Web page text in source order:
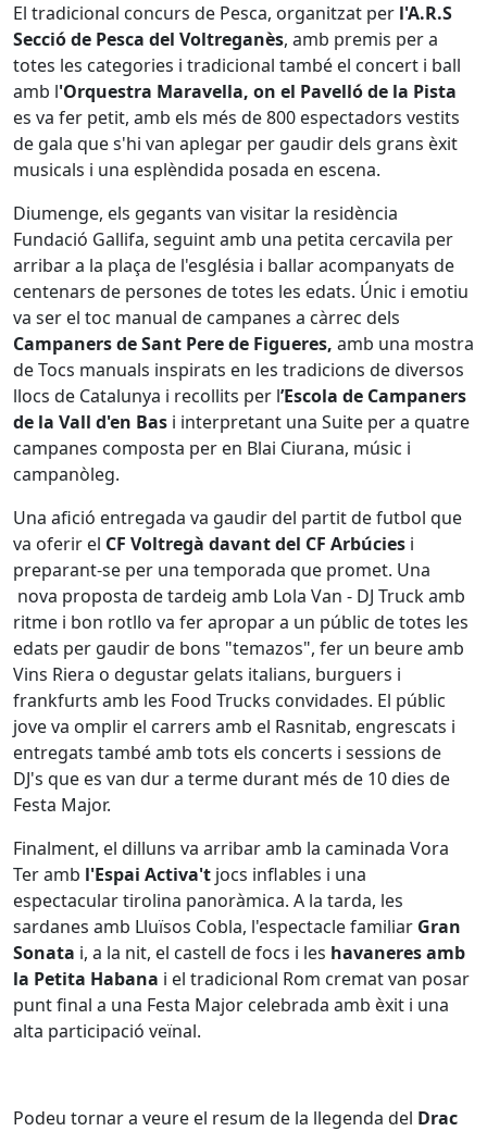
El tradicional concurs de Pesca, organitzat per l'A.R.S
Secció de Pesca del Voltreganès, amb premis per a
totes les categories i tradicional també el concert i ball
amb l'Orquestra Maravella, on el Pavelló de la Pista
es va fer petit, amb els més de 800 espectadors vestits
de gala que s'hi van aplegar per gaudir dels grans èxit
musicals i una esplèndida posada en escena.
Diumenge, els gegants van visitar la residència
Fundació Gallifa, seguint amb una petita cercavila per
arribar a la plaça de l'església i ballar acompanyats de
centenars de persones de totes les edats. Únic i emotiu
va ser el toc manual de campanes a càrrec dels
Campaners de Sant Pere de Figueres, amb una mostra
de Tocs manuals inspirats en les tradicions de diversos
llocs de Catalunya i recollits per l’Escola de Campaners
de la Vall d'en Bas i interpretant una Suite per a quatre
campanes composta per en Blai Ciurana, músic i
campanòleg.
Una afició entregada va gaudir del partit de futbol que
va oferir el CF Voltregà davant del CF Arbúcies i
preparant-se per una temporada que promet. Una
nova proposta de tardeig amb Lola Van - DJ Truck amb
ritme i bon rotllo va fer apropar a un públic de totes les
edats per gaudir de bons "temazos", fer un beure amb
Vins Riera o degustar gelats italians, burguers i
frankfurts amb les Food Trucks convidades. El públic
jove va omplir el carrers amb el Rasnitab, engrescats i
entregats també amb tots els concerts i sessions de
DJ's que es van dur a terme durant més de 10 dies de
Festa Major.
Finalment, el dilluns va arribar amb la caminada Vora
Ter amb l'Espai Activa't jocs inflables i una
espectacular tirolina panoràmica. A la tarda, les
sardanes amb Lluïsos Cobla, l'espectacle familiar Gran
Sonata i, a la nit, el castell de focs i les havaneres amb
la Petita Habana i el tradicional Rom cremat van posar
punt final a una Festa Major celebrada amb èxit i una
alta participació veïnal.
Podeu tornar a veure el resum de la llegenda del Drac